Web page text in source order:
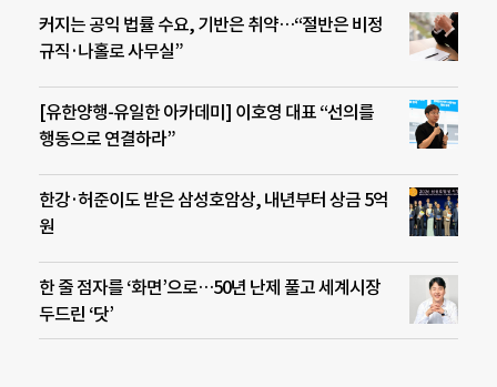
커지는 공익 법률 수요, 기반은 취약…“절반은 비정
규직·나홀로 사무실”
[유한양행-유일한 아카데미] 이호영 대표 “선의를
행동으로 연결하라”
한강·허준이도 받은 삼성호암상, 내년부터 상금 5억
원
한 줄 점자를 ‘화면’으로…50년 난제 풀고 세계시장
두드린 ‘닷’